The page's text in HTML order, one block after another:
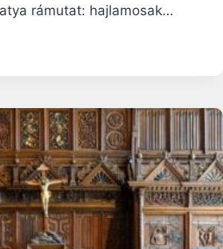
rámutat: hajlamosak…